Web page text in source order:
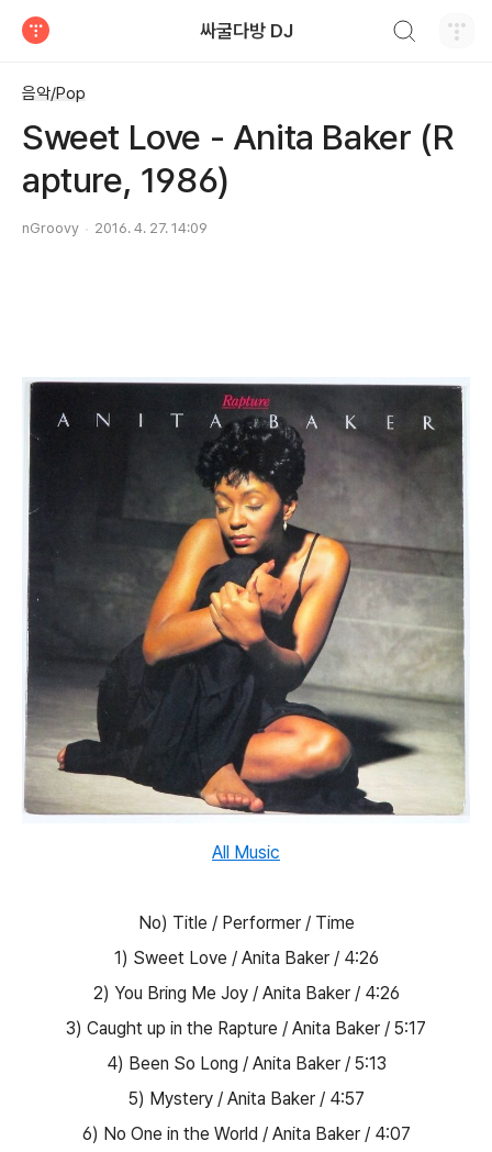
싸굴다방 DJ
음악/Pop
Sweet Love - Anita Baker (R
apture, 1986)
nGroovy 2016. 4. 27. 14:09
All Music
No) Title / Performer / Time
1) Sweet Love / Anita Baker / 4:26
2) You Bring Me Joy / Anita Baker / 4:26
3) Caught up in the Rapture / Anita Baker / 5:17
4) Been So Long / Anita Baker / 5:13
5) Mystery / Anita Baker / 4:57
6) No One in the World / Anita Baker / 4:07